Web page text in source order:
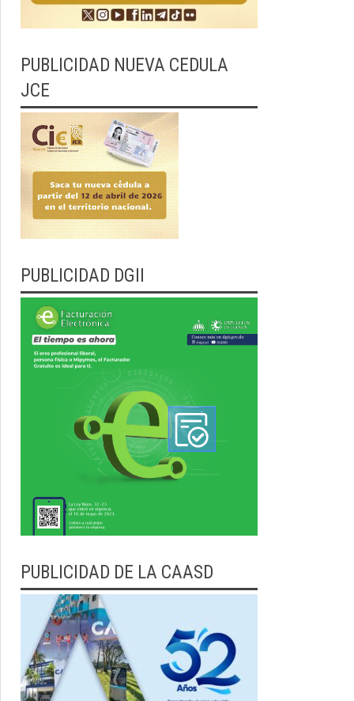
PUBLICIDAD NUEVA CEDULA
JCE
PUBLICIDAD DGII
PUBLICIDAD DE LA CAASD